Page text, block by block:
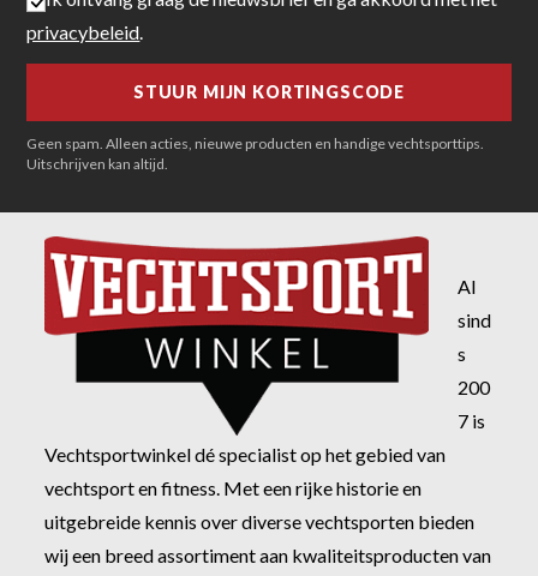
privacybeleid.
Geen spam. Alleen acties, nieuwe producten en handige vechtsporttips.
Uitschrijven kan altijd.
Al
sind
s
200
7 is
Vechtsportwinkel dé specialist op het gebied van
vechtsport en fitness. Met een rijke historie en
uitgebreide kennis over diverse vechtsporten bieden
wij een breed assortiment aan kwaliteitsproducten van